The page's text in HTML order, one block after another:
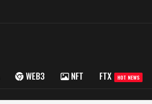
WEB3 NFT FTX HOT NEWS